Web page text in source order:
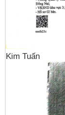
Kim Tuấn